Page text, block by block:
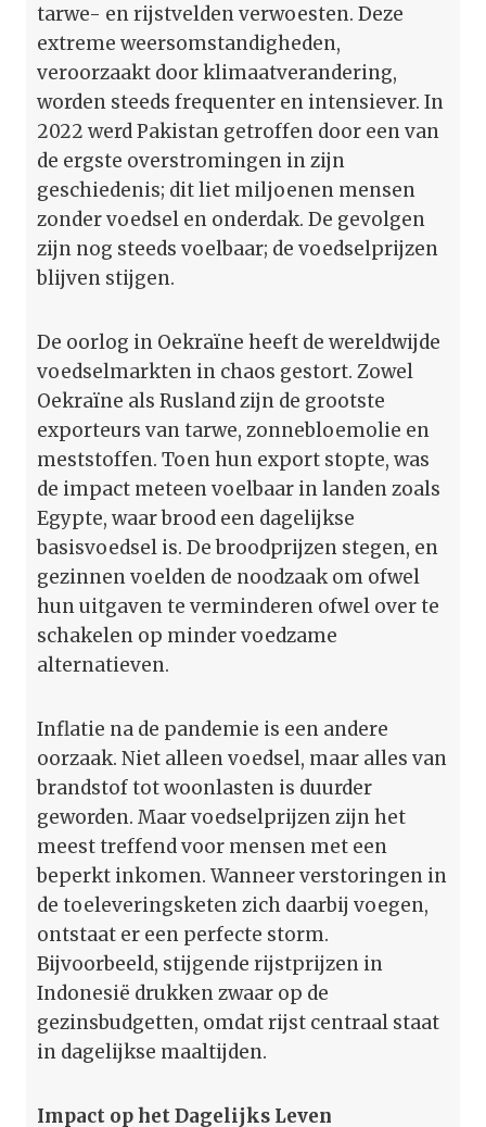
tarwe- en rijstvelden verwoesten. Deze
extreme weersomstandigheden,
veroorzaakt door klimaatverandering,
worden steeds frequenter en intensiever. In
2022 werd Pakistan getroffen door een van
de ergste overstromingen in zijn
geschiedenis; dit liet miljoenen mensen
zonder voedsel en onderdak. De gevolgen
zijn nog steeds voelbaar; de voedselprijzen
blijven stijgen.
De oorlog in Oekraïne heeft de wereldwijde
voedselmarkten in chaos gestort. Zowel
Oekraïne als Rusland zijn de grootste
exporteurs van tarwe, zonnebloemolie en
meststoffen. Toen hun export stopte, was
de impact meteen voelbaar in landen zoals
Egypte, waar brood een dagelijkse
basisvoedsel is. De broodprijzen stegen, en
gezinnen voelden de noodzaak om ofwel
hun uitgaven te verminderen ofwel over te
schakelen op minder voedzame
alternatieven.
Inflatie na de pandemie is een andere
oorzaak. Niet alleen voedsel, maar alles van
brandstof tot woonlasten is duurder
geworden. Maar voedselprijzen zijn het
meest treffend voor mensen met een
beperkt inkomen. Wanneer verstoringen in
de toeleveringsketen zich daarbij voegen,
ontstaat er een perfecte storm.
Bijvoorbeeld, stijgende rijstprijzen in
Indonesië drukken zwaar op de
gezinsbudgetten, omdat rijst centraal staat
in dagelijkse maaltijden.
Impact op het Dagelijks Leven